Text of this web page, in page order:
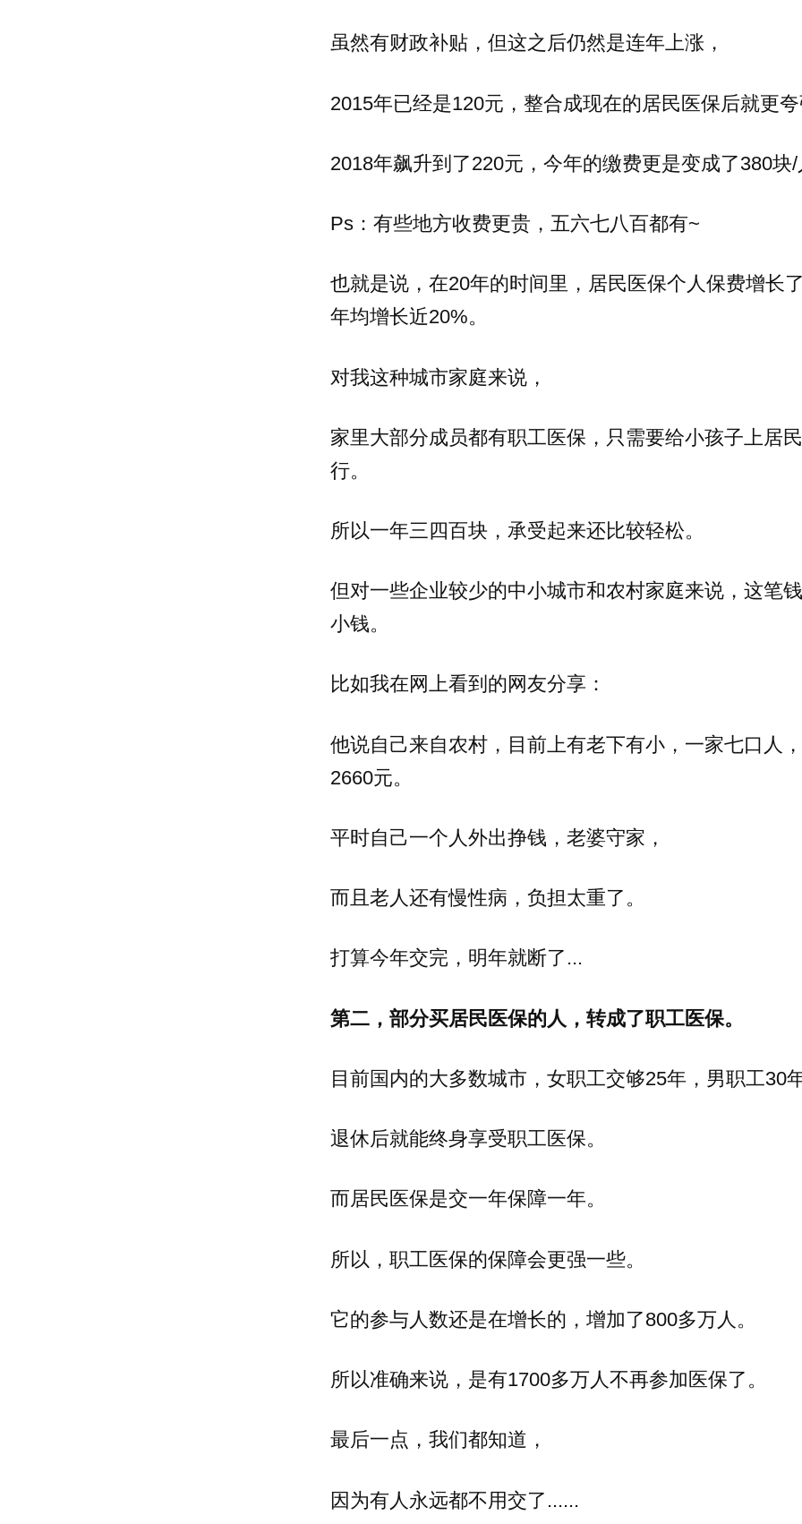
虽然有财政补贴，但这之后仍然是连年上涨，
2015年已经是120元，整合成现在的居民医保后就更
2018年飙升到了220元，今年的缴费更是变成了380块/
Ps：有些地方收费更贵，五六七八百都有~
也就是说，在20年的时间里，居民医保个人保费增长
年均增长近20%。
对我这种城市家庭来说，
家里大部分成员都有职工医保，只需要给小孩子上居
行。
所以一年三四百块，承受起来还比较轻松。
但对一些企业较少的中小城市和农村家庭来说，这笔
小钱。
比如我在网上看到的网友分享：
他说自己来自农村，目前上有老下有小，一家七口人
2660元。
平时自己一个人外出挣钱，老婆守家，
而且老人还有慢性病，负担太重了。
打算今年交完，明年就断了...
第二，部分买居民医保的人，转成了职工医保。
目前国内的大多数城市，女职工交够25年，男职工30
退休后就能终身享受职工医保。
而居民医保是交一年保障一年。
所以，职工医保的保障会更强一些。
它的参与人数还是在增长的，增加了800多万人。
所以准确来说，是有1700多万人不再参加医保了。
最后一点，我们都知道，
因为有人永远都不用交了......